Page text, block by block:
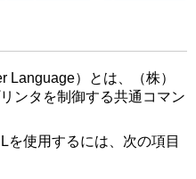
Language）とは、（株）
ンタを制御する共通コマン
を使用するには、次の項目